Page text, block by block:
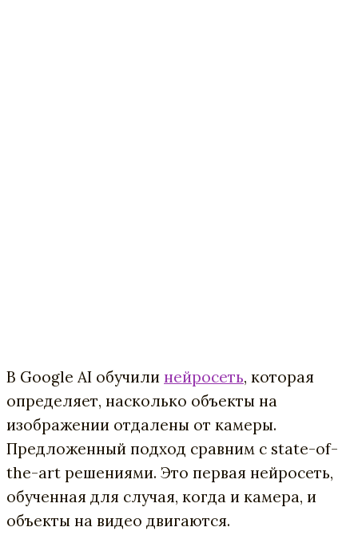
В Google AI обучили нейросеть, которая
определяет, насколько объекты на
изображении отдалены от камеры.
Предложенный подход сравним с state-of-
the-art решениями. Это первая нейросеть,
обученная для случая, когда и камера, и
объекты на видео двигаются.